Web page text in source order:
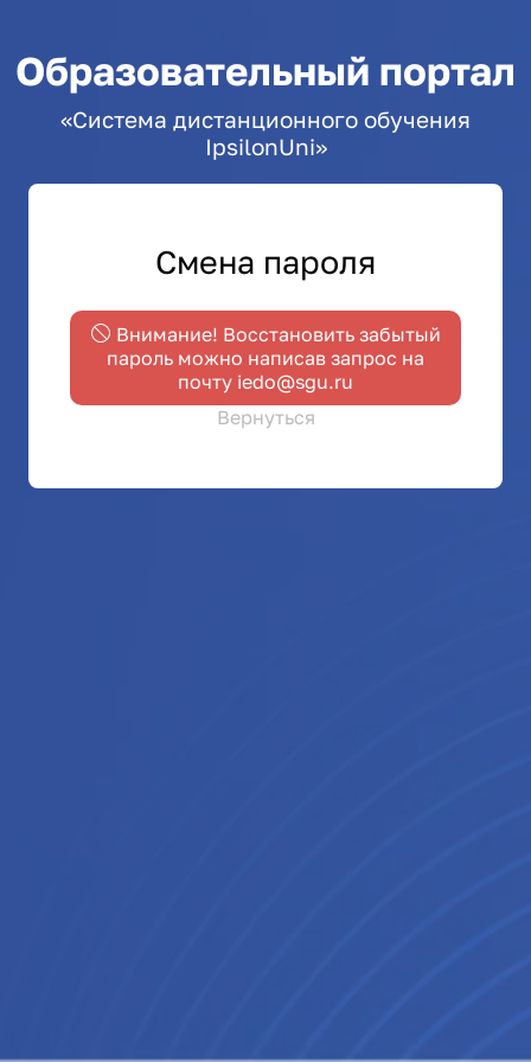
Образовательный портал
«Система дистанционного обучения
IpsilonUni»
Смена пароля
Внимание! Восстановить забытый
пароль можно написав запрос на
почту iedo@sgu.ru
Вернуться